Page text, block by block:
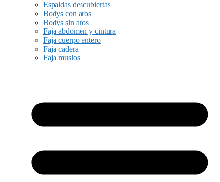
Espaldas descubiertas
Bodys con aros
Bodys sin aros
Faja abdomen y cintura
Faja cuerpo entero
Faja cadera
Faja muslos